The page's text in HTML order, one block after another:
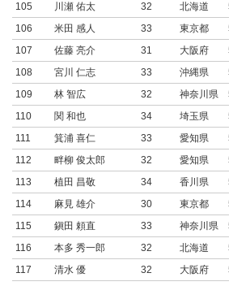
105
川瀬 佑太 32 北海道
106
米田 感人 33 東京都
107
佐藤 亮介 31 大阪府
108
宮川 仁志 33 沖縄県
109
林 智広 32 神奈川県
110
関 和也 34 埼玉県
111
箕浦 喜仁 33 愛知県
112
畔柳 俊太郎 32 愛知県
113
植田 昌敬 34 香川県
114
麻見 雄介 30 東京都
115
鎭田 頼直 33 神奈川県
116
本多 秀一郎 32 北海道
117
清水 優 32 大阪府